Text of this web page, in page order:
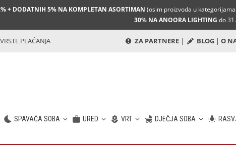
+ DODATNIH 5% NA KOMPLETAN ASORTIMAN (osim proizvoda u
30% NA ANOORA LIGHTING do
PLAĆANJA ZA PARTNERE | BLOG | O
SPAVAĆA SOBA URED VRT DJEČJA SOBA